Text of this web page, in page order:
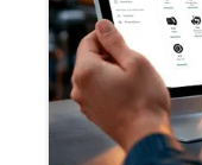
En el sector
sistema
administrar
ingresos y